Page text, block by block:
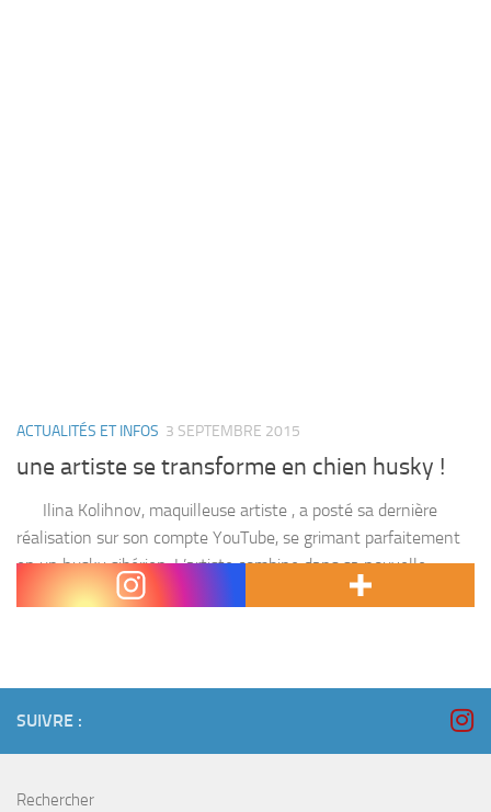
ACTUALITÉS ET INFOS 3 SEPTEMBRE 2015
une artiste se transforme en chien husky !
Ilina Kolihnov, maquilleuse artiste , a posté sa dernière
réalisation sur son compte YouTube, se grimant parfaitement
en un husky sibérien. L’artiste combine dans sa nouvelle
production son amour pour le maquillage...
SUIVRE :
Rechercher